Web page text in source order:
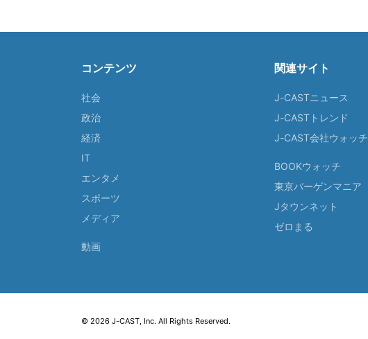
コンテンツ
社会
政治
経済
IT
エンタメ
スポーツ
メディア
動画
関連サイト
J-CASTニュース
J-CASTトレンド
J-CAST会社ウォッチ
BOOKウォッチ
東京バーゲンマニア
Jタウンネット
ゼロまる
© 2026 J-CAST, Inc. All Rights Reserved.